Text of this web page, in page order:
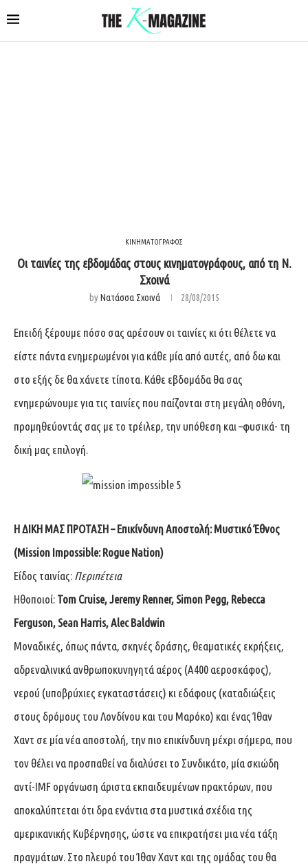
ΚΙΝΗΜΑΤΟΓΡΑΦΟΣ
Οι ταινίες της εβδομάδας στους κινηματογράφους, από τη Ν.
Σχοινά
byΝατάσσα Σχοινά 28/08/2015
Επειδή ξέρουμε πόσο σας αρέσουν οι ταινίες κι ότι θέλετε να
είστε πάντα ενημερωμένοι για κάθε μία από αυτές, από δω και
στο εξής δε θα χάνετε τίποτα. Κάθε εβδομάδα θα σας
ενημερώνουμε για τις ταινίες που παίζονται στη μεγάλη οθόνη,
προμηθεύοντάς σας με το τρέιλερ, την υπόθεση και –φυσικά- τη
δική μας επιλογή.
Η ΔΙΚΗ ΜΑΣ ΠΡΟΤΑΣΗ – Επικίνδυνη Αποστολή: Μυστικό Έθνος
(Mission Impossible: Rogue Nation)
Είδος ταινίας: Περιπέτεια
Ηθοποιοί: Tom Cruise, Jeremy Renner, Simon Pegg, Rebecca
Ferguson, Sean Harris, Alec Baldwin
Μοναδικές, όπως πάντα, σκηνές δράσης, θεαματικές εκρήξεις,
αδρεναλινικά ανθρωποκυνηγητά αέρος (Α400 αεροσκάφος),
νερού (υποβρύχιες εγκαταστάσεις) κι εδάφους (καταδιώξεις
στους δρόμους του Λονδίνου και του Μαρόκο) και ένας Ίθαν
Χαντ σε μία νέα αποστολή, την πιο επικίνδυνη μέχρι σήμερα, που
τον θέλει να προσπαθεί να διαλύσει το Συνδικάτο, μία σκιώδη
αντί-IMF οργάνωση άριστα εκπαιδευμένων πρακτόρων, που
αποκαλύπτεται ότι δρα ενάντια στα μυστικά σχέδια της
αμερικανικής Κυβέρνησης, ώστε να επικρατήσει μια νέα τάξη
πραγμάτων. Στο πλευρό του Ίθαν Χαντ και της ομάδας του θα